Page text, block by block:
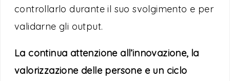
controllarlo durante il suo svolgimento e per
validarne gli output.
La continua attenzione all’innovazione, la
valorizzazione delle persone e un ciclo